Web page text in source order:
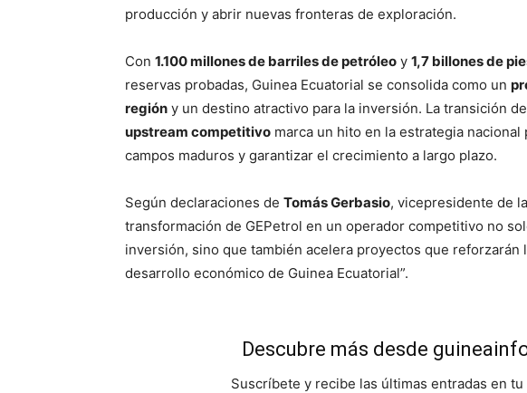
producción y abrir nuevas fronteras de exploración.
Con 1.100 millones de barriles de petróleo y 1,7 billones de
reservas probadas, Guinea Ecuatorial se consolida como un
región y un destino atractivo para la inversión. La transición
upstream competitivo marca un hito en la estrategia
campos maduros y garantizar el crecimiento a largo plazo.
Según declaraciones de Tomás Gerbasio, vicepresidente de la
transformación de GEPetrol en un operador competitivo no
inversión, sino que también acelera proyectos que reforzarán
desarrollo económico de Guinea Ecuatorial”.
Descubre más desde
Suscríbete y recibe las últimas entradas en